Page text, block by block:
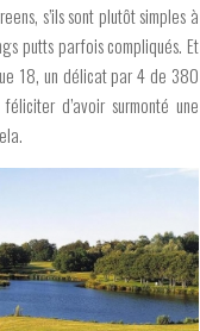
s’ils sont plutôt simples à
putts parfois compliqués. Et
18, un délicat par 4 de 380
d’avoir surmonté une